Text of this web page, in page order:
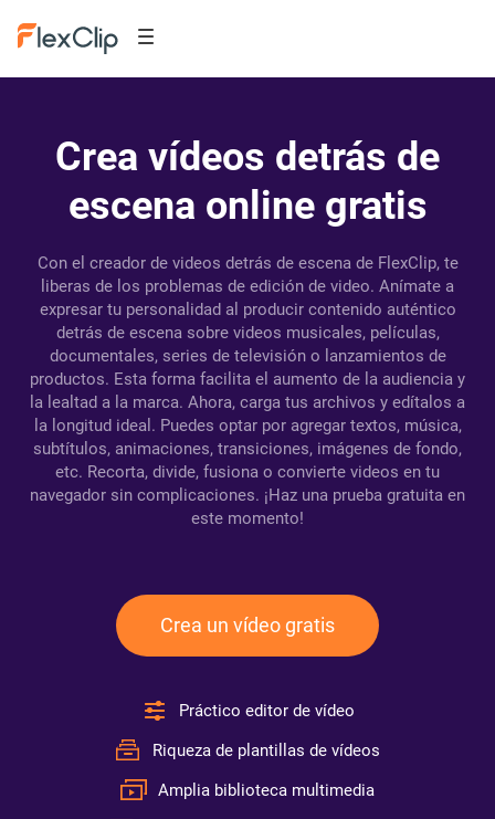
Crea vídeos detrás de
escena online gratis
Con el creador de videos detrás de escena de FlexClip, te
liberas de los problemas de edición de video. Anímate a
expresar tu personalidad al producir contenido auténtico
detrás de escena sobre videos musicales, películas,
documentales, series de televisión o lanzamientos de
productos. Esta forma facilita el aumento de la audiencia y
la lealtad a la marca. Ahora, carga tus archivos y edítalos a
la longitud ideal. Puedes optar por agregar textos, música,
subtítulos, animaciones, transiciones, imágenes de fondo,
etc. Recorta, divide, fusiona o convierte videos en tu
navegador sin complicaciones. ¡Haz una prueba gratuita en
este momento!
Crea un vídeo gratis
Práctico editor de vídeo
Riqueza de plantillas de vídeos
Amplia biblioteca multimedia